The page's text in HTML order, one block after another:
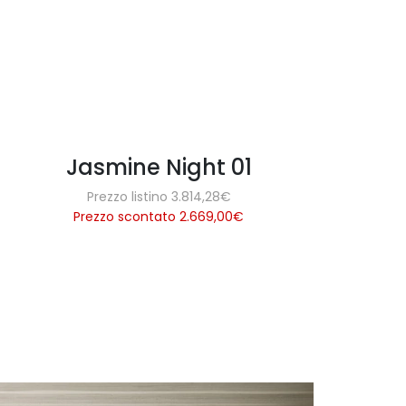
Jasmine Night 01
Prezzo listino 3.814,28€
Prezzo scontato 2.669,00€